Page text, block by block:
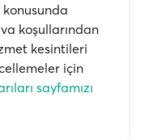
koşullarından
kesintileri
için
sayfamızı